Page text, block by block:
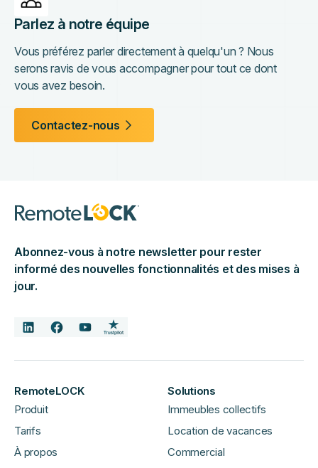
Parlez à notre équipe
Vous préférez parler directement à quelqu'un ? Nous
serons ravis de vous accompagner pour tout ce dont
vous avez besoin.
Contactez-nous
Abonnez-vous à notre newsletter pour rester
informé des nouvelles fonctionnalités et des mises à
jour.
RemoteLOCK
Produit
Tarifs
À propos
Solutions
Immeubles collectifs
Location de vacances
Commercial